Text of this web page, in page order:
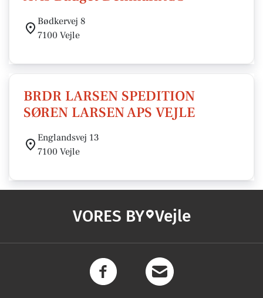
Bødkervej 8
7100 Vejle
BRDR LARSEN SPEDITION
SØREN LARSEN APS VEJLE
Englandsvej 13
7100 Vejle
VORES BY Vejle